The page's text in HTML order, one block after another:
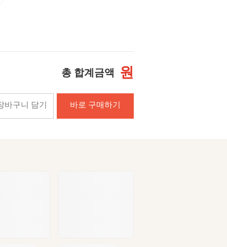
총 합계금액 원
바구니 담기 바로 구매하기